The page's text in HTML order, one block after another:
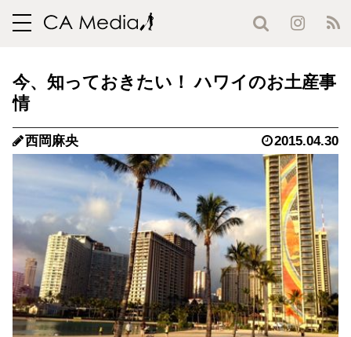
toggle
今、知っておきたい！ ハワイのお土産事
情
西岡麻央 2015.04.30